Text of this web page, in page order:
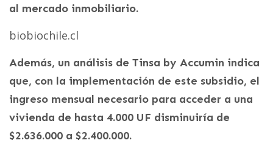
al mercado inmobiliario.
biobiochile.cl
Además, un análisis de Tinsa by Accumin indica
que, con la implementación de este subsidio, el
ingreso mensual necesario para acceder a una
vivienda de hasta 4.000 UF disminuiría de
$2.636.000 a $2.400.000.